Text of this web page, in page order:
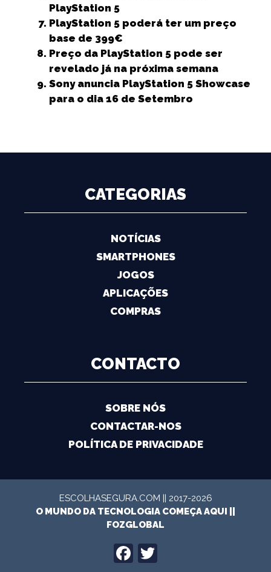
PlayStation 5
PlayStation 5 poderá ter um preço
base de 399€
Preço da PlayStation 5 pode ser
revelado já na próxima semana
Sony anuncia PlayStation 5 Showcase
para o dia 16 de Setembro
CATEGORIAS
NOTÍCIAS
SMARTPHONES
JOGOS
APLICAÇÕES
COMPRAS
CONTACTO
SOBRE NÓS
CONTACTAR-NOS
POLÍTICA DE PRIVACIDADE
ESCOLHASEGURA.COM || 2017-2026
O MUNDO DA TECNOLOGIA COMEÇA AQUI ||
FOZGLOBAL
FACEBOOK